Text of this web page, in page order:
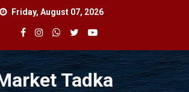
Friday, August 07, 2026
Tadka